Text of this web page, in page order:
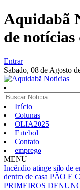
Aquidabã
de notícias
Entrar
Sabado, 08 de Agosto
Início
Colunas
OLIA2025
Futebol
Contato
emprego
MENU
Incêndio atinge silo de
dentro de casa PÃO E
PRIMEIROS